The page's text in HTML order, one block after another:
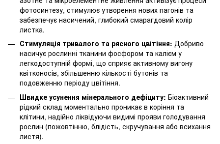
фотосинтезу, стимулює утворення нових пагонів та
забезпечує насичений, глибокий смарагдовий колір
листка.
Стимуляція тривалого та рясного цвітіння: Добриво
насичує рослинні тканини фосфором та калієм у
легкодоступній формі, що сприяє активному вигону
квітконосів, збільшенню кількості бутонів та
подовженню періоду цвітіння.
Швидке усунення мінерального дефіциту: Біоактивний
рідкий склад моментально проникає в коріння та
клітини, надійно ліквідуючи видимі прояви голодування
рослин (пожовтінню, блідість, скручування або всихання
листя).